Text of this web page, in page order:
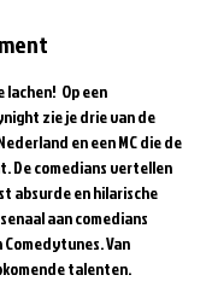
Op een
zie je drie van de
en een MC die de
De comedians vertellen
absurde en hilarische
aan comedians
Van
talenten.